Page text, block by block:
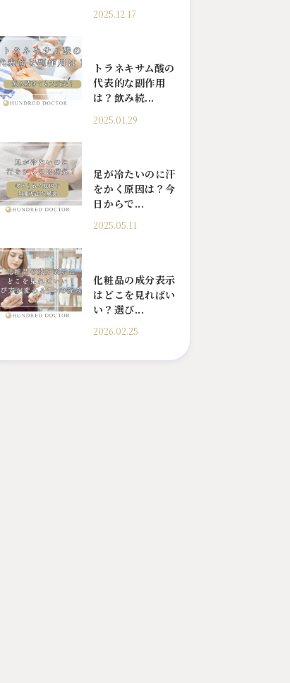
2025.12.17
トラネキサム酸の
代表的な副作用
は？飲み続...
2025.01.29
足が冷たいのに汗
をかく原因は？今
日からで...
2025.05.11
化粧品の成分表示
はどこを見ればい
い？選び...
2026.02.25